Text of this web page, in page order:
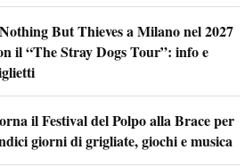
But Thieves a Milano nel 2027
il “The Stray Dogs Tour”: info e
il Festival del Polpo alla Brace per
giorni di grigliate, giochi e musica